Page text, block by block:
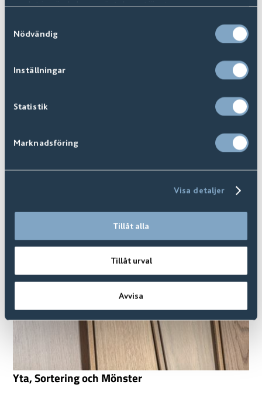
samlat in när du har använt deras tjänster.
Nödvändig
Inställningar
Statistik
Marknadsföring
Visa detaljer
Tillåt alla
Tillåt urval
Avvisa
FAQ | Vanliga Frågor
Yta, Sortering och Mönster